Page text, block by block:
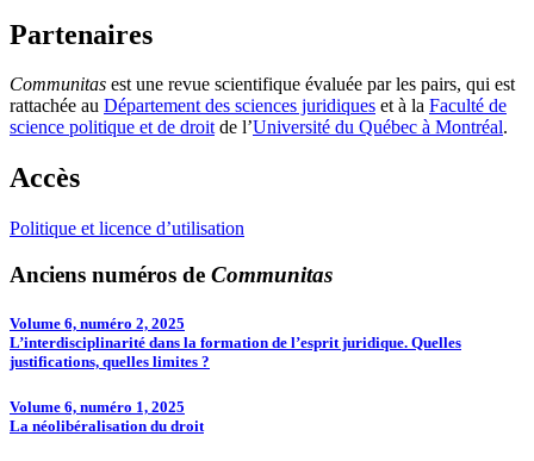
Partenaires
Communitas est une revue scientifique évaluée par les pairs, qui est
rattachée au Département des sciences juridiques et à la Faculté de
science politique et de droitde l’Université du Québec à Montréal.
Accès
Politique et licence d’utilisation
Anciens numéros de Communitas
Volume 6, numéro 2, 2025
L’interdisciplinarité dans la formation de l’esprit juridique. Quelles
justifications, quelles limites ?
Volume 6, numéro 1, 2025
La néolibéralisation du droit